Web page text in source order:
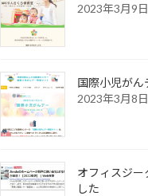
2023年3月9日
国際小児がん
2023年3月8日
オフィスジー
した